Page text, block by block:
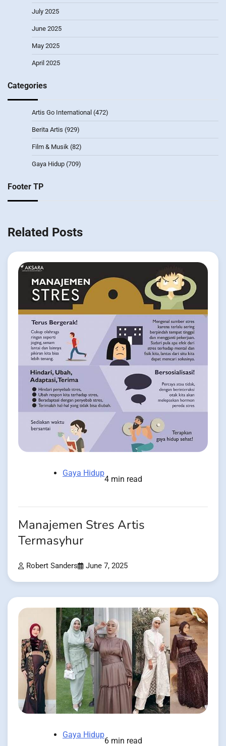
July 2025
June 2025
May 2025
April 2025
Categories
Artis Go International (472)
Berita Artis (929)
Film & Musik (82)
Gaya Hidup (709)
Footer TP
Related Posts
Gaya Hidup
4 min read
Manajemen Stres Artis
Termasyhur
Robert Sanders June 7, 2025
Gaya Hidup
6 min read